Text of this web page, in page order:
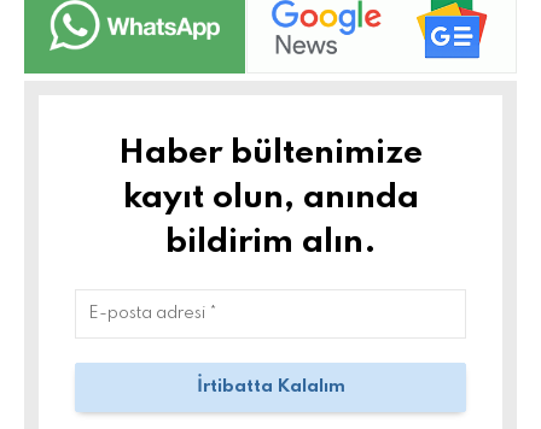
Haber bültenimize
kayıt olun, anında
bildirim alın.